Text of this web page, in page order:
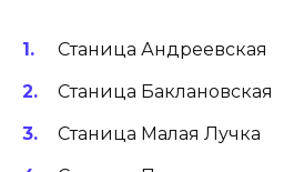
Станица Андреевская
Станица Баклановская
Станица Малая Лучка